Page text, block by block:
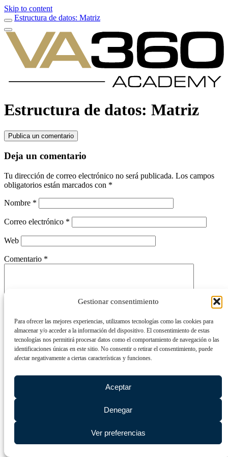
Gestionar consentimiento
Para ofrecer las mejores experiencias, utilizamos tecnologías como las cookies para
almacenar y/o acceder a la información del dispositivo. El consentimiento de estas
tecnologías nos permitirá procesar datos como el comportamiento de navegación o las
identificaciones únicas en este sitio. No consentir o retirar el consentimiento, puede
afectar negativamente a ciertas características y funciones.
Aceptar
Denegar
Ver preferencias
Skip to content
Estructura de datos: Matriz
Estructura de datos: Matriz
Publica un comentario
Deja un comentario
Tu dirección de correo electrónico no será publicada. Los campos
obligatorios están marcados con *
Nombre *
Correo electrónico *
Web
Comentario *
Este @ño*